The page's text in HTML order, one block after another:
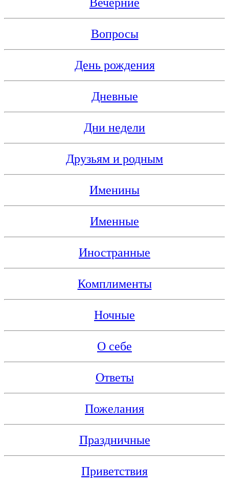
Вопросы
День рождения
Дневные
Дни недели
Друзьям и родным
Именины
Именные
Иностранные
Комплименты
Ночные
О себе
Ответы
Пожелания
Праздничные
Приветствия